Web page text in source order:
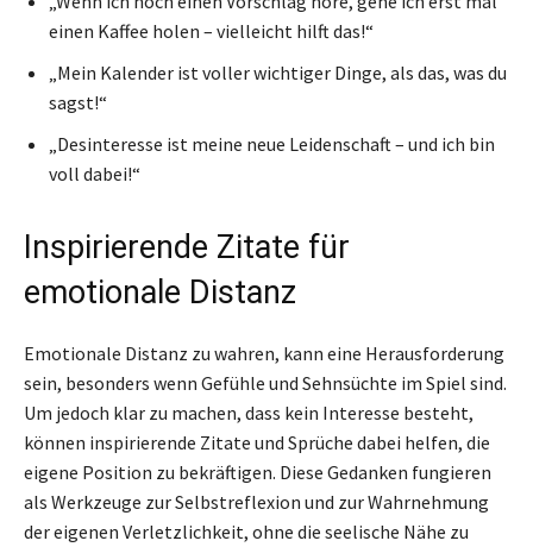
einen Kaffee holen – vielleicht hilft das!“
„Mein Kalender ist voller wichtiger Dinge, als das, was du
sagst!“
„Desinteresse ist meine neue Leidenschaft – und ich bin
voll dabei!“
Inspirierende Zitate für
emotionale Distanz
Emotionale Distanz zu wahren, kann eine Herausforderung
sein, besonders wenn Gefühle und Sehnsüchte im Spiel sind.
Um jedoch klar zu machen, dass kein Interesse besteht,
können inspirierende Zitate und Sprüche dabei helfen, die
eigene Position zu bekräftigen. Diese Gedanken fungieren
als Werkzeuge zur Selbstreflexion und zur Wahrnehmung
der eigenen Verletzlichkeit, ohne die seelische Nähe zu